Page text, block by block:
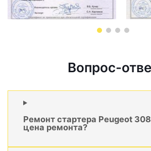
Вопрос-
Ремонт стартера Peugeot
цена ремонта?